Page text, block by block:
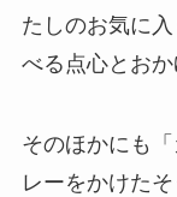
たしのお気に
べる点心とおか
そのほかにも
レーをかけた